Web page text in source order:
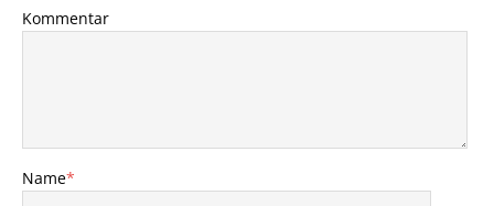
Kommentar
Name*